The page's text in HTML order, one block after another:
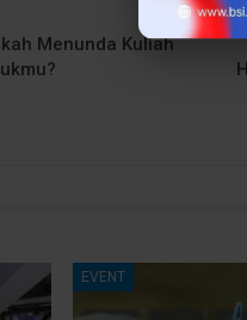
Menunda Kuliah
EVENT